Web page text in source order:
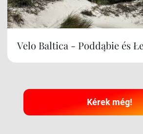
Velo Baltica - Poddąbie és
Kérek még!